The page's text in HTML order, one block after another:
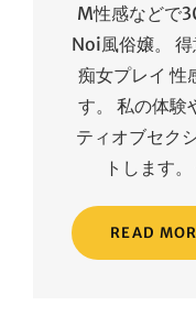
M性感などで
Noi風俗嬢。
痴女プレイ 性
す。 私の体験
ティオブセク
トします
READ